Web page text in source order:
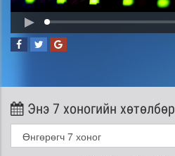
Энэ 7 хоногийн хөтөлбөр